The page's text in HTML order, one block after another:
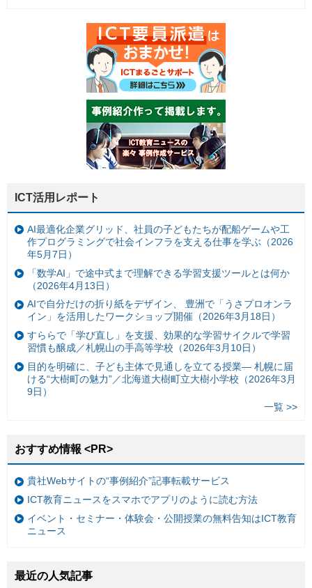
ICT活用レポート
AI最適化企業グリッド、社員の子どもたちが配船ゲームや工
作プログラミングで社会インフラを支える仕事を学ぶ（2026
年5月7日）
「数学AI」で途中式まで理解できる学習支援ツールとは何か
（2026年4月13日）
AIで自分だけの折り紙をデザイン、 豊洲で「うさプロオンラ
イン」を活用したワークショップ開催（2026年3月18日）
すららで「学び直し」を支援、効果的な学習サイクルで学習
習慣も醸成／札幌山の手高等学校（2026年3月10日）
目的を明確に、子ども主体で見通しを立てる授業— 札幌に届
ける“大樹町の魅力”／北海道大樹町立大樹小学校（2026年3月
9日）
一覧 >>
おすすめ情報 <PR>
貴社Webサイトの“事例紹介”記事転載サービス
ICT教育ニュースをスマホでアプリのように読む方法
イベント・セミナー・体験会・公開授業の無料告知はICT教育
ニュース
最近の人気記事